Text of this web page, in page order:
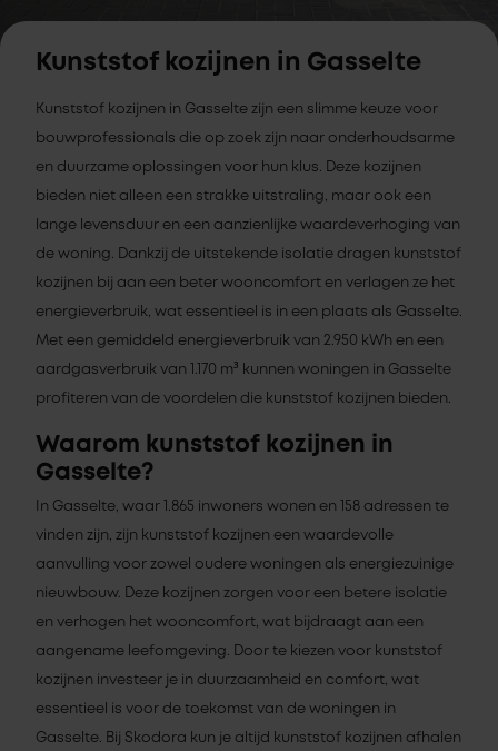
Kunststof kozijnen in Gasselte
Kunststof kozijnen in Gasselte zijn een slimme keuze voor
bouwprofessionals die op zoek zijn naar onderhoudsarme
en duurzame oplossingen voor hun klus. Deze kozijnen
bieden niet alleen een strakke uitstraling, maar ook een
lange levensduur en een aanzienlijke waardeverhoging van
de woning. Dankzij de uitstekende isolatie dragen kunststof
kozijnen bij aan een beter wooncomfort en verlagen ze het
energieverbruik, wat essentieel is in een plaats als Gasselte.
Met een gemiddeld energieverbruik van 2.950 kWh en een
aardgasverbruik van 1.170 m³ kunnen woningen in Gasselte
profiteren van de voordelen die kunststof kozijnen bieden.
Waarom kunststof kozijnen in
Gasselte?
In Gasselte, waar 1.865 inwoners wonen en 158 adressen te
vinden zijn, zijn kunststof kozijnen een waardevolle
aanvulling voor zowel oudere woningen als energiezuinige
nieuwbouw. Deze kozijnen zorgen voor een betere isolatie
en verhogen het wooncomfort, wat bijdraagt aan een
aangename leefomgeving. Door te kiezen voor kunststof
kozijnen investeer je in duurzaamheid en comfort, wat
essentieel is voor de toekomst van de woningen in
Gasselte. Bij Skodora kun je altijd kunststof kozijnen afhalen